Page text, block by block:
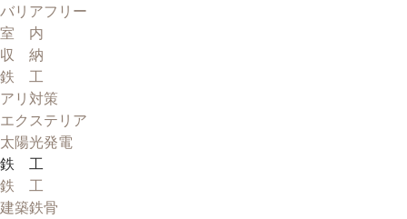
バリアフリー
室 内
収 納
鉄 工
アリ対策
エクステリア
太陽光発電
鉄 工
鉄 工
建築鉄骨